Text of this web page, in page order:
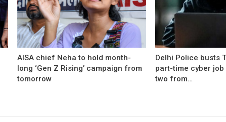
AISA chief Neha to hold month-
long ‘Gen Z Rising’ campaign from
tomorrow
Delhi Police busts
part-time cyber
two from…